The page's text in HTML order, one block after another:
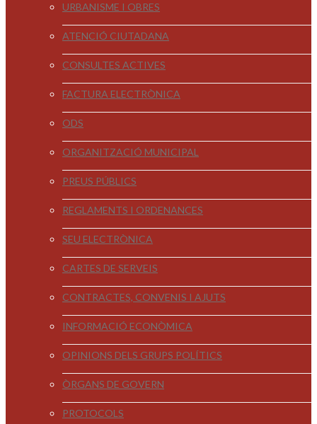
URBANISME I OBRES
ATENCIÓ CIUTADANA
CONSULTES ACTIVES
FACTURA ELECTRÒNICA
ODS
ORGANITZACIÓ MUNICIPAL
PREUS PÚBLICS
REGLAMENTS I ORDENANCES
SEU ELECTRÒNICA
CARTES DE SERVEIS
CONTRACTES, CONVENIS I AJUTS
INFORMACIÓ ECONÒMICA
OPINIONS DELS GRUPS POLÍTICS
ÒRGANS DE GOVERN
PROTOCOLS